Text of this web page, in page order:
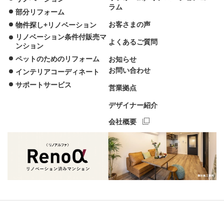
部分リフォーム
物件探し+リノベーション
リノベーション条件付販売マ
ンション
ペットのためのリフォーム
インテリアコーディネート
サポートサービス
ラム
お客さまの声
よくあるご質問
お知らせ
お問い合わせ
営業拠点
デザイナー紹介
会社概要